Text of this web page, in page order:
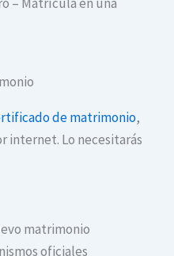
de matrimonio,
internet. Lo necesitarás
matrimonio
oficiales